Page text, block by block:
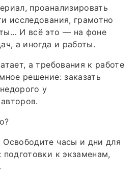
проанализировать
исследования, грамотно
И всё это — на фоне
а иногда и работы.
а требования к работе
решение: заказать
у
часы и дни для
к экзаменам,